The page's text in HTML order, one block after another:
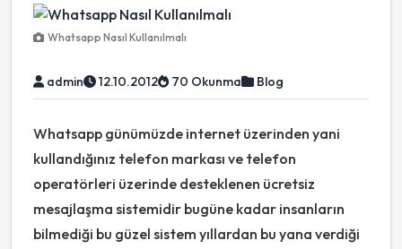
Whatsapp Nasıl Kullanılmalı
admin 12.10.2012 70 Okunma Blog
Whatsapp günümüzde internet üzerinden yani
kullandığınız telefon markası ve telefon
operatörleri üzerinde desteklenen ücretsiz
mesajlaşma sistemidir bugüne kadar insanların
bilmediği bu güzel sistem yıllardan bu yana verdiği